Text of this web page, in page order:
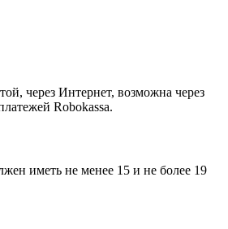
через Интернет, возможна через
Robokassa.
иметь не менее 15 и не более 19